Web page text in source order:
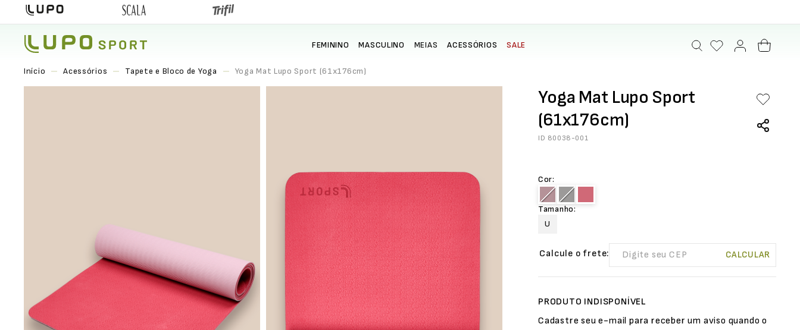
FEMININO MASCULINO MEIAS ACESSÓRIOS SALE
Acessórios Tapete e Bloco de Yoga Yoga Mat Lupo Sport (61x176cm)
Yoga Mat Lupo Sport
(61x176cm)
ID 80038-001
Cor:
Tamanho:
U